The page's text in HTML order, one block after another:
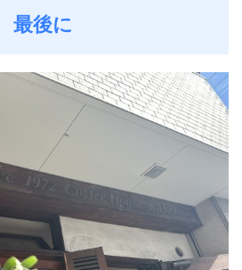
最後に